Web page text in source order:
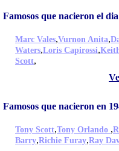
Famosos que nacieron el
Marc Vales,Vurnon Anita,
Waters,Loris Capirossi,
Scott,
Famosos que nacieron en
Tony Scott,Tony Orlando ,
Barry,Richie Furay,Ray